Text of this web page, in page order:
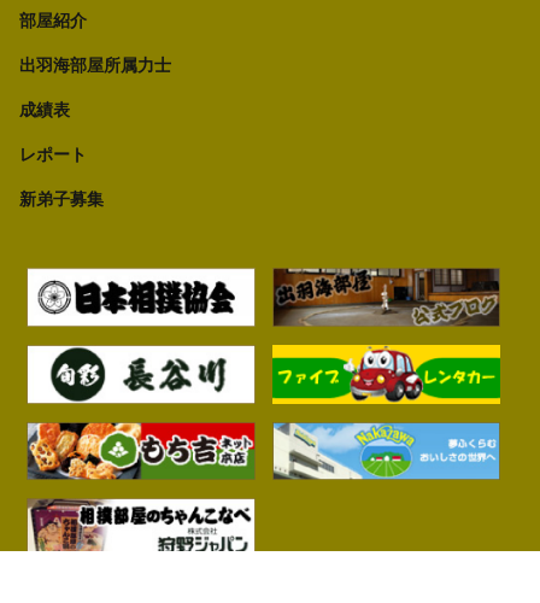
部屋紹介
出羽海部屋所属力士
成績表
レポート
新弟子募集